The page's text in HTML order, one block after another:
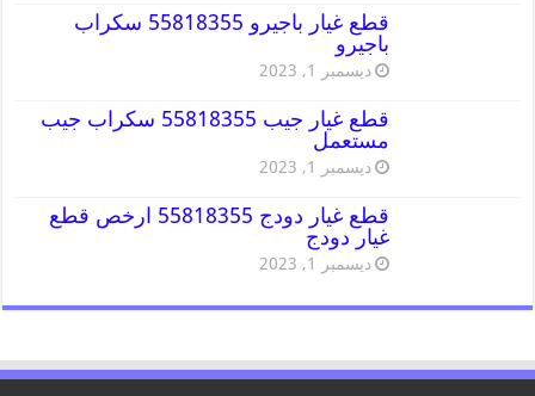
قطع غيار باجيرو 55818355 سكراب
باجيرو
ديسمبر 1, 2023
قطع غيار جيب 55818355 سكراب جيب
مستعمل
ديسمبر 1, 2023
قطع غيار دودج 55818355 ارخص قطع
غيار دودج
ديسمبر 1, 2023